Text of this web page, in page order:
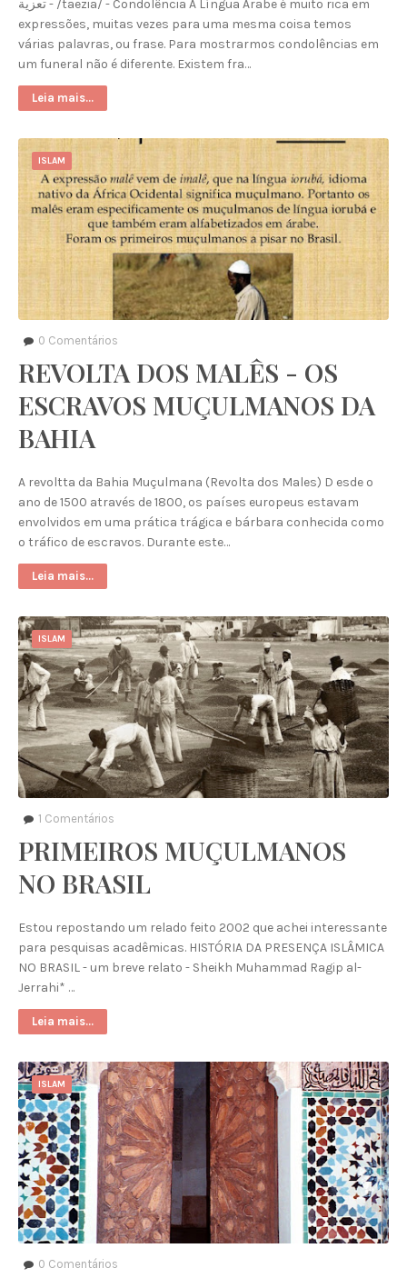
تعزية - /taezia/ - Condolência A Língua Árabe é muito rica em
expressões, muitas vezes para uma mesma coisa temos
várias palavras, ou frase. Para mostrarmos condolências em
um funeral não é diferente. Existem fra…
Leia mais...
ISLAM
0 Comentários
REVOLTA DOS MALÊS - OS
ESCRAVOS MUÇULMANOS DA
BAHIA
A revoltta da Bahia Muçulmana (Revolta dos Males) D esde o
ano de 1500 através de 1800, os países europeus estavam
envolvidos em uma prática trágica e bárbara conhecida como
o tráfico de escravos. Durante este…
Leia mais...
ISLAM
1 Comentários
PRIMEIROS MUÇULMANOS
NO BRASIL
Estou repostando um relado feito 2002 que achei interessante
para pesquisas acadêmicas. HISTÓRIA DA PRESENÇA ISLÂMICA
NO BRASIL - um breve relato - Sheikh Muhammad Ragip al-
Jerrahi* …
Leia mais...
ISLAM
0 Comentários